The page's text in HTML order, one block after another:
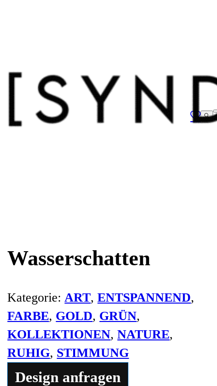
Wasserschatten
Kategorie:ART,ENTSPANNEND,
FARBE, GOLD, GRÜN,
KOLLEKTIONEN,NATURE,
RUHIG, STIMMUNG
Design anfragen